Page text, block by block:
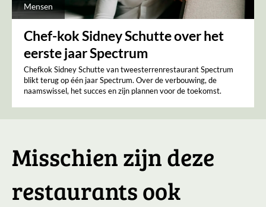
Mensen
Chef-kok Sidney Schutte over het
eerste jaar Spectrum
Chefkok Sidney Schutte van tweesterrenrestaurant Spectrum
blikt terug op één jaar Spectrum. Over de verbouwing, de
naamswissel, het succes en zijn plannen voor de toekomst.
Misschien zijn deze
restaurants ook